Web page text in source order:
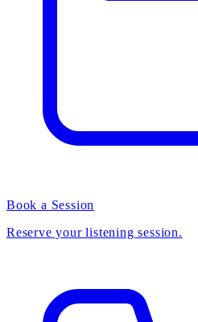
Book a Session
Reserve your listening session.